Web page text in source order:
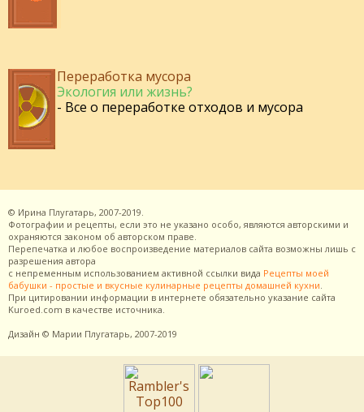
Переработка мусора
Экология или жизнь?
- Все о переработке отходов и мусора
© Ирина Плугатарь, 2007-2019.
Фотографии и рецепты, если это не указано особо, являются авторскими и
охраняются законом об авторском праве.
Перепечатка и любое воспроизведение материалов сайта возможны лишь с
разрешения автора
с непременным использованием активной ссылки вида Рецепты моей
бабушки - простые и вкусные кулинарные рецепты домашней кухни.
При цитировании информации в интернете обязательно указание сайта
Kuroed.com в качестве источника.
Дизайн © Марии Плугатарь, 2007-2019